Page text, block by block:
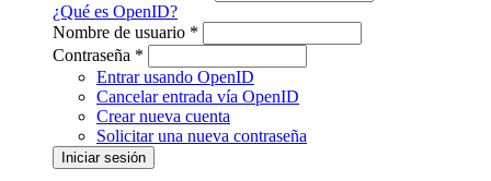
¿Qué es OpenID?
Nombre de usuario *
Contraseña *
Entrar usando OpenID
Cancelar entrada vía OpenID
Crear nueva cuenta
Solicitar una nueva contraseña